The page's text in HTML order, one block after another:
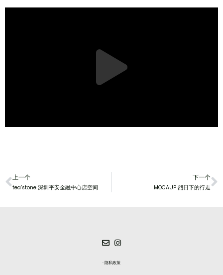
上一个
tea’stone 深圳平安金融中心店空间
下一个
MOCAUP 烈日下的行走
· 隐私政策​